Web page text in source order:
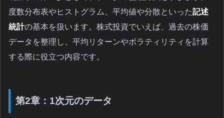
度数分布表やヒストグラム、平均値や分散といった記述
統計の基本を扱います。株式投資でいえば、過去の株価
データを整理し、平均リターンやボラティリティを計算
する際に役立つ内容です。
第2章：1次元のデータ